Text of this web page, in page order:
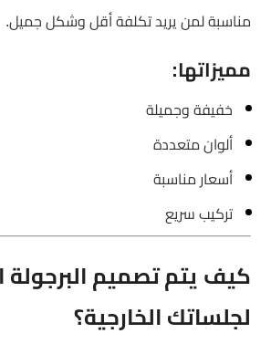
مناسبة لمن يريد تكلفة أقل وشكل جميل.
مميزاتها:
خفيفة وجميلة
ألوان متعددة
أسعار مناسبة
تركيب سريع
كيف يتم تصميم البرجولة
لجلساتك الخارجية؟